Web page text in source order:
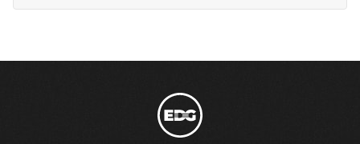
GRATIS
#14 Groove Funky Slap en Bm
#15 Groove Funk en D Dórico